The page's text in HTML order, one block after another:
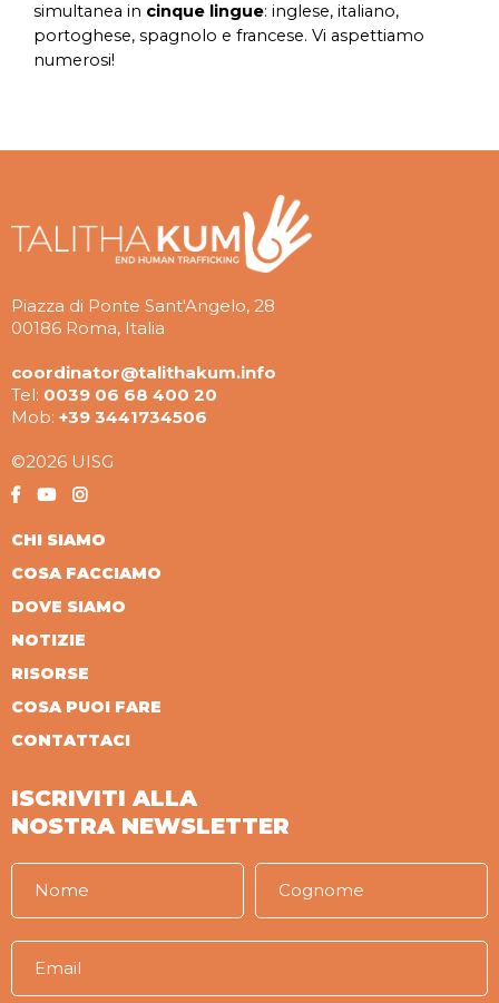
simultanea in cinque lingue: inglese, italiano,
portoghese, spagnolo e francese. Vi aspettiamo
numerosi!
Piazza di Ponte Sant'Angelo, 28
00186 Roma, Italia
coordinator@talithakum.info
Tel: 0039 06 68 400 20
Mob: +39 3441734506
©2026 UISG
CHI SIAMO
COSA FACCIAMO
DOVE SIAMO
NOTIZIE
RISORSE
COSA PUOI FARE
CONTATTACI
ISCRIVITI ALLA
NOSTRA NEWSLETTER